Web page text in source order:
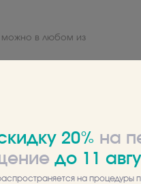
можно в любом из
крем с матирующим,
20% на
до 11
на процедуры